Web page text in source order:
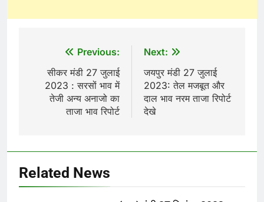
navigation
Previous:
सीकर मंडी 27 जुलाई
2023 : सरसों भाव में
तेजी अन्य अनाजो का
ताजा भाव रिपोर्ट
Next:
जयपुर मंडी 27 जुलाई
2023: तेल मजबूत और
दाल भाव नरम ताजा रिपोर्ट
देखे
Related News